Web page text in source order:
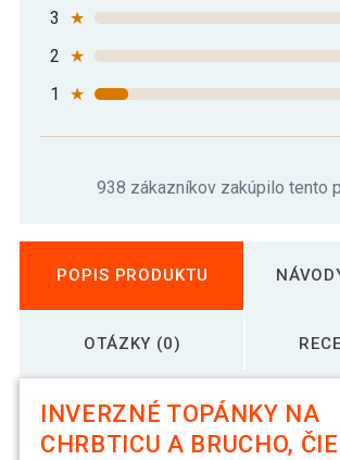
3
★
2 ★
1
★
938 zákazníkov zakúpilo tento
POPIS PRODUKTU
OTÁZKY (0)
INVERZNÉ TOPÁNKY NA
CHRBTICU A BRUCHO,